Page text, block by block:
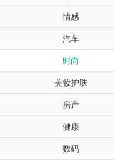
情感
汽车
时尚
美妆护肤
房产
健康
数码